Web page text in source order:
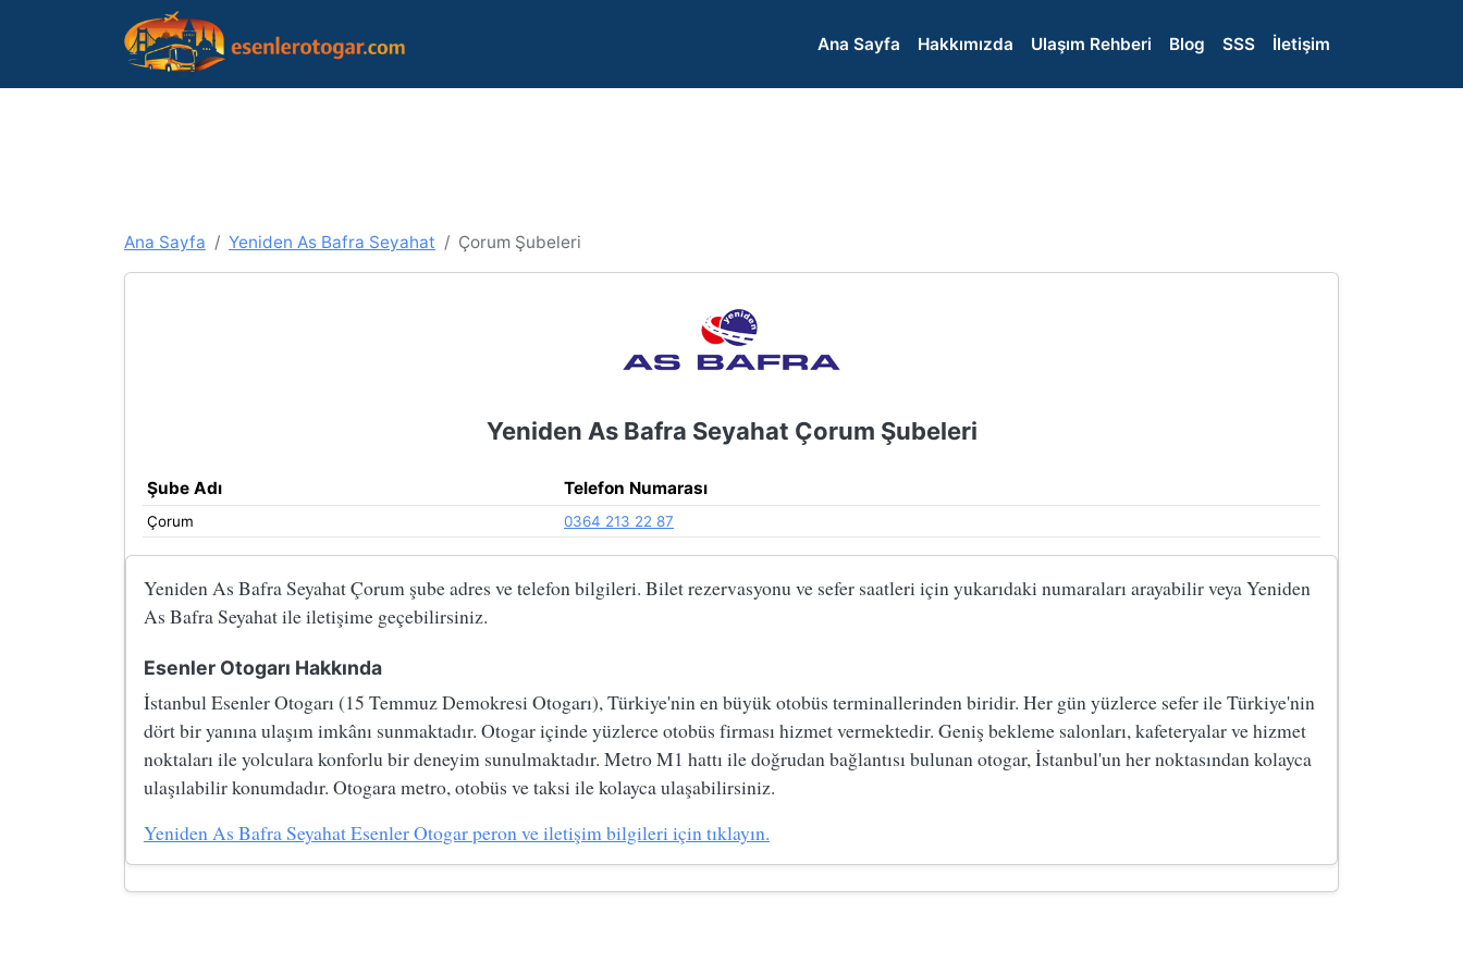
Ana Sayfa Hakkımızda Ulaşım Rehberi Blog SSS İletişim
Ana Sayfa Yeniden As Bafra Seyahat Çorum Şubeleri
Yeniden As Bafra Seyahat Çorum Şubeleri
Şube Adı Telefon Numarası
Çorum 0364 213 22 87
Yeniden As Bafra Seyahat Çorum şube adres ve telefon bilgileri. Bilet rezervasyonu ve sefer saatleri için yukarıdaki numaraları arayabilir veya Yeniden
As Bafra Seyahat ile iletişime geçebilirsiniz.
Esenler Otogarı Hakkında
İstanbul Esenler Otogarı (15 Temmuz Demokresi Otogarı), Türkiye'nin en büyük otobüs terminallerinden biridir. Her gün yüzlerce sefer ile Türkiye'nin
dört bir yanına ulaşım imkânı sunmaktadır. Otogar içinde yüzlerce otobüs firması hizmet vermektedir. Geniş bekleme salonları, kafeteryalar ve hizmet
noktaları ile yolculara konforlu bir deneyim sunulmaktadır. Metro M1 hattı ile doğrudan bağlantısı bulunan otogar, İstanbul'un her noktasından kolayca
ulaşılabilir konumdadır. Otogara metro, otobüs ve taksi ile kolayca ulaşabilirsiniz.
Yeniden As Bafra Seyahat Esenler Otogar peron ve iletişim bilgileri için tıklayın.